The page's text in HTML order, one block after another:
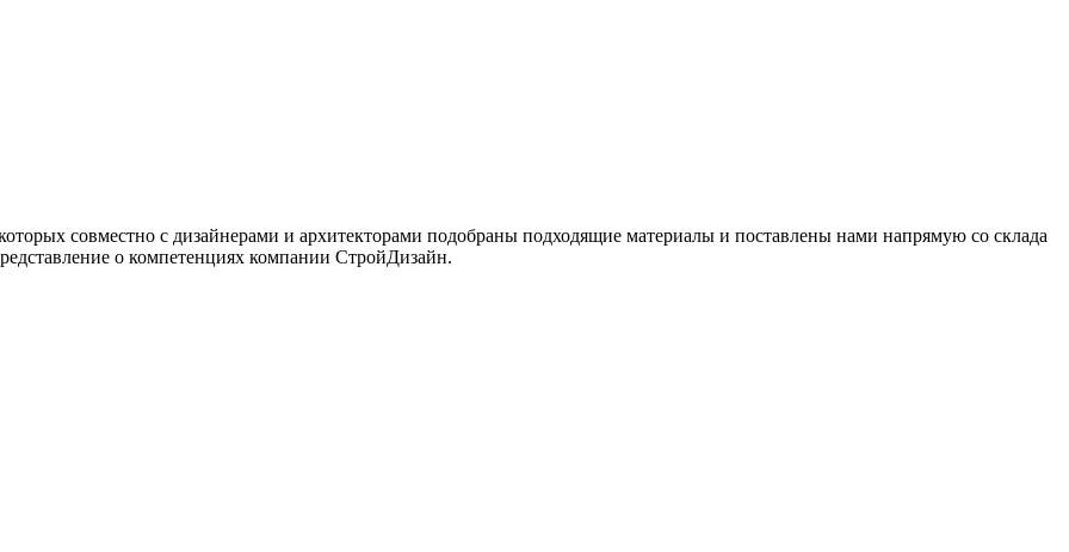
совместно с дизайнерами и архитекторами подобраны подходящие материалы и поставлены нами напрямую со склада
о компетенциях компании СтройДизайн.